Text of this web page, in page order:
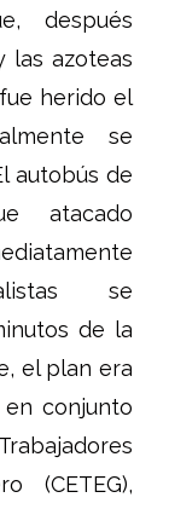
después
las azoteas
herido el
se
autobús de
atacado
se
de la
el plan era
conjunto
(CETEG),